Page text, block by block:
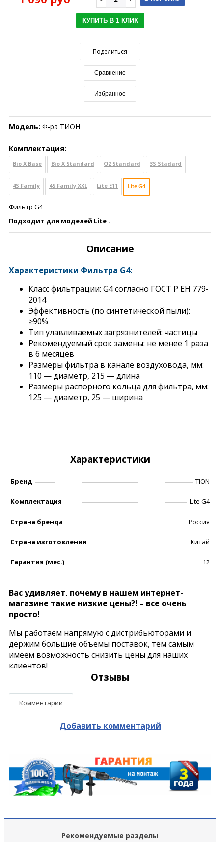
КУПИТЬ В 1 КЛИК
Поделиться
Сравнение
Избранное
Модель: Ф-ра ТИОН
Комплектация:
Bio X Base Bio X Standard O2 Standard 3S Stadard
4S Family 4S Family ХХL Lite E11 Lite G4
Фильтр G4
Подходит для моделей Lite .
Описание
Характеристики Фильтра G4:
Класс фильтрации: G4 согласно ГОСТ Р ЕН 779-
2014
Эффективность (по синтетической пыли):
≥90%
Тип улавливаемых загрязнителей: частицы
Рекомендуемый срок замены: не менее 1 раза
в 6 месяцев
Размеры фильтра в канале воздуховода, мм:
110 — диаметр, 215 — длина
Размеры распорного кольца для фильтра, мм:
125 — диаметр, 25 — ширина
Характеристики
Бренд TION
Комплектация Lite G4
Страна бренда Россия
Страна изготовления Китай
Гарантия (мес.) 12
Вас удивляет, почему в нашем интернет-
магазине такие низкие цены?! – все очень
просто!
Мы работаем напрямую с дистрибьюторами и
держим большие объемы поставок, тем самым
имеем возможность снизить цены для наших
клиентов!
Отзывы
Комментарии
Добавить комментарий
Рекомендуемые разделы